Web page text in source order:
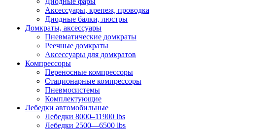
Аксессуары, крепеж, проводка
Диодные балки, люстры
Домкраты, аксессуары
Пневматические домкраты
Реечные домкраты
Аксессуары для домкратов
Компрессоры
Переносные компрессоры
Стационарные компрессоры
Пневмосистемы
Комплектующие
Лебедки автомобильные
Лебедки 8000–11900 lbs
Лебедки 2500—6500 lbs